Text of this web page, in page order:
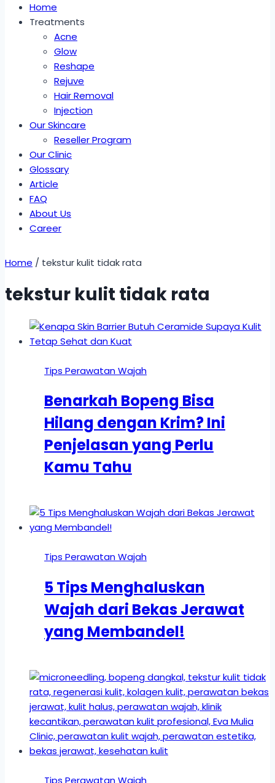
Home
Treatments
Acne
Glow
Reshape
Rejuve
Hair Removal
Injection
Our Skincare
Reseller Program
Our Clinic
Glossary
Article
FAQ
About Us
Career
Home / tekstur kulit tidak rata
tekstur kulit tidak rata
Tips Perawatan Wajah
Benarkah Bopeng Bisa
Hilang dengan Krim? Ini
Penjelasan yang Perlu
Kamu Tahu
Tips Perawatan Wajah
5 Tips Menghaluskan
Wajah dari Bekas Jerawat
yang Membandel!
Tips Perawatan Wajah